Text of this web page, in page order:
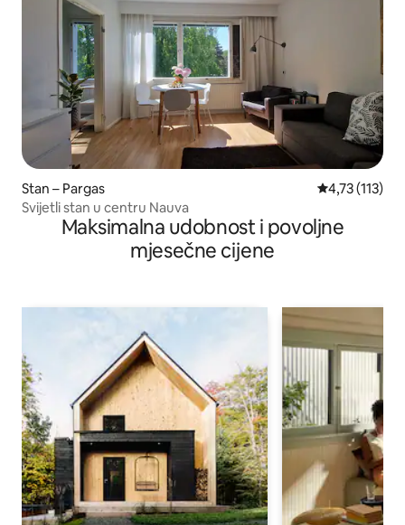
Stan – Pargas Prosječna
4,73 (113)
Svijetli stan u centru Nauva
Maksimalna udobnost i povoljne
mjesečne cijene